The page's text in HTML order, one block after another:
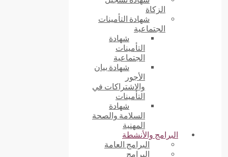
الزكاة
شهادة التأمينات
الجتماعية
شهادة
التأمينات
الجتماعية
شهادة بيان
الأجور
والاشتراكات في
التأمينات
شهادة
السلامة والصحة
المهنية
البرامج والأنشطة
البرامج العامة
البرامج